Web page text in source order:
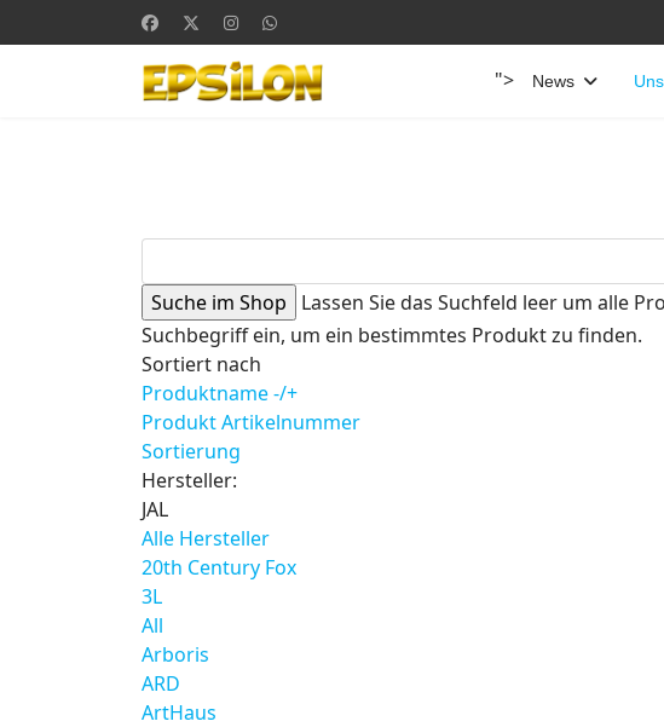
"> News
Lassen Sie das Suchfeld leer um alle
Suchbegriff ein, um ein bestimmtes Produkt zu finden.
Sortiert nach
Produktname -/+
Produkt Artikelnummer
Sortierung
Hersteller:
JAL
Alle Hersteller
20th Century Fox
3L
All
Arboris
ARD
ArtHaus